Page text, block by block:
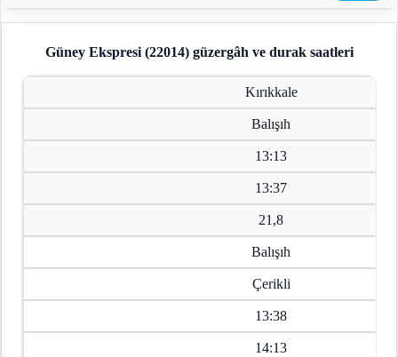
Güney Ekspresi (22014)güzergâh ve durak saatleri
Kırıkkale
Balışıh
13:13
13:37
21,8
Balışıh
Çerikli
13:38
14:13